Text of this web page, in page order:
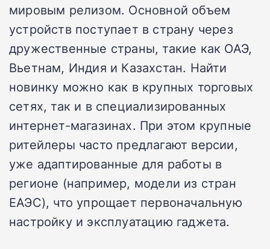
мировым релизом. Основной объем
устройств поступает в страну через
дружественные страны, такие как ОАЭ,
Вьетнам, Индия и Казахстан. Найти
новинку можно как в крупных торговых
сетях, так и в специализированных
интернет-магазинах. При этом крупные
ритейлеры часто предлагают версии,
уже адаптированные для работы в
регионе (например, модели из стран
ЕАЭС), что упрощает первоначальную
настройку и эксплуатацию гаджета.